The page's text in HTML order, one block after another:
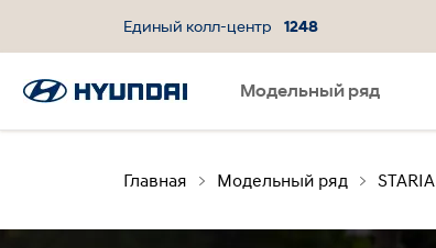
Единый колл-центр 1248
Модельный ряд
ЯзыкSNS page
Главная Модельный ряд STARIA